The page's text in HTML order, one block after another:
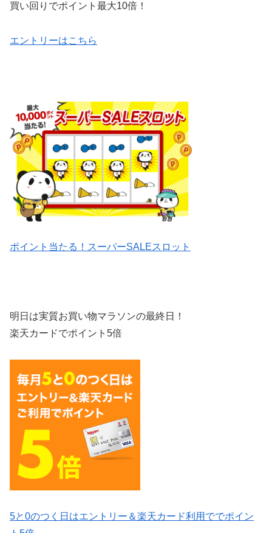
買い回りでポイント最大10倍！
エントリーはこちら
ポイント当たる！スーパーSALEスロット
明日は実質お買い物マラソンの最終日！
楽天カードでポイント5倍
5と0のつく日はエントリー＆楽天カード利用ででポイン